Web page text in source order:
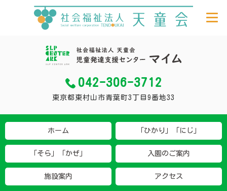
042-306-3712
東京都東村山市青葉町3丁目9番地33
ホーム 「ひかり」「にじ」
「そら」「かぜ」 入園のご案内
施設案内 アクセス